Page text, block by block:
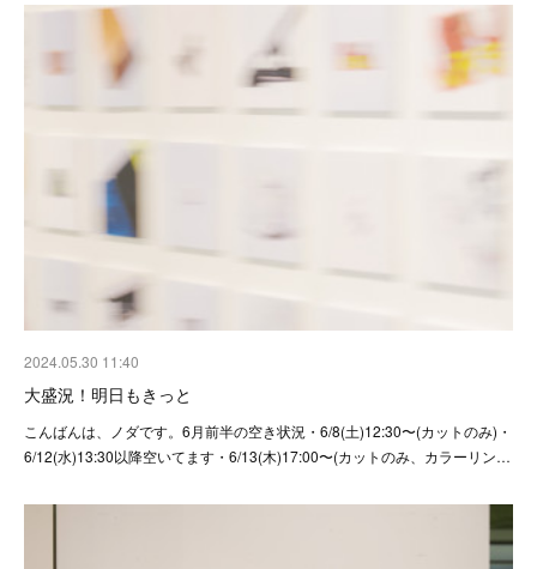
2024.05.30 11:40
大盛況！明日もきっと
こんばんは、ノダです。6月前半の空き状況・6/8(土)12:30〜(カットのみ)・
6/12(水)13:30以降空いてます・6/13(木)17:00〜(カットのみ、カラーリン…